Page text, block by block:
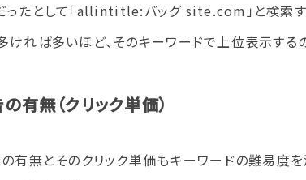
ったとして「allintitle:バッグ site.com」と検索
ければ多いほど、そのキーワードで上位表示する
有無（クリック単価）
の有無とそのクリック単価もキーワードの難易度